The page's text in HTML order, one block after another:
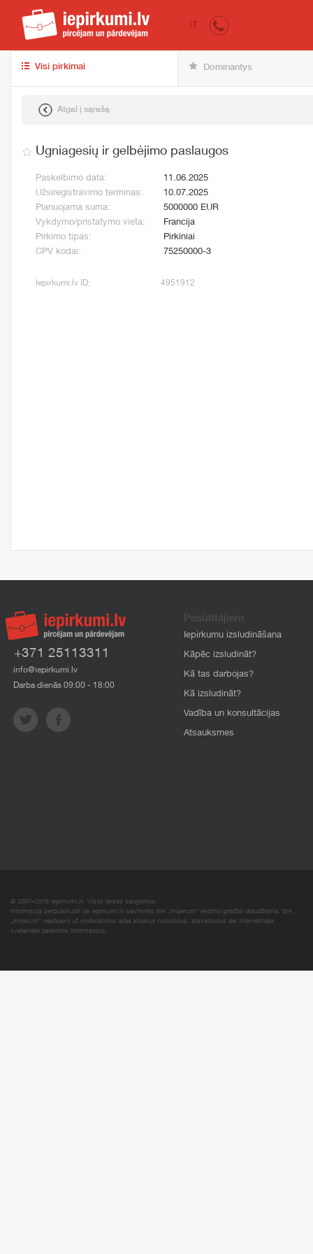
iepirkumi.lv
LT
Visi pirkimai Dominantys
Atgal į sąrašą
Ugniagesių ir gelbėjimo paslaugos
Paskelbimo data:
11.06.2025
Užsiregistravimo terminas:
10.07.2025
Planuojama suma:
5000000 EUR
Vykdymo/pristatymo vieta:
Francija
Pirkimo tipas:
Pirkiniai
CPV kodai:
75250000-3
Iepirkumi.lv ID: 4951912
+371 25113311
info@iepirkumi.lv
Darba dienās 09:00 - 18:00
Pasūtītājiem
Iepirkumu izsludināšana
Kāpēc izsludināt?
Kā tas darbojas?
Kā izsludināt?
Vadība un konsultācijas
Atsauksmes
© 2007–2016 Iepirkumi.lv. Visos teisės saugomos.
Informaciją perpublikuoti be iepirkumi.lv savininko SIA „Imperum“ leidimo griežtai draudžiama. SIA
„Imperum“ neatsako už materialinius arba kitokius nuostolius, atsiradusius dėl internetinėje
svetainėje pateiktos informacijos.